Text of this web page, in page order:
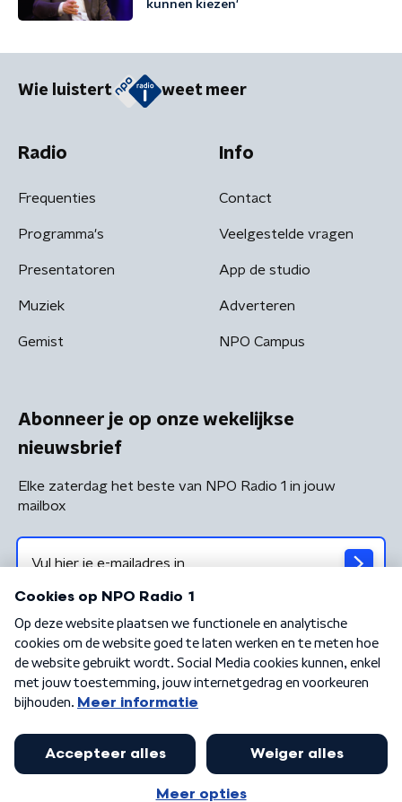
kunnen kiezen'
Wie luistert weet meer
Radio
Frequenties
Programma's
Presentatoren
Muziek
Gemist
Info
Contact
Veelgestelde vragen
App de studio
Adverteren
NPO Campus
Abonneer je op onze wekelijkse
nieuwsbrief
Elke zaterdag het beste van NPO Radio 1 in jouw
mailbox
Algemene voorwaarden